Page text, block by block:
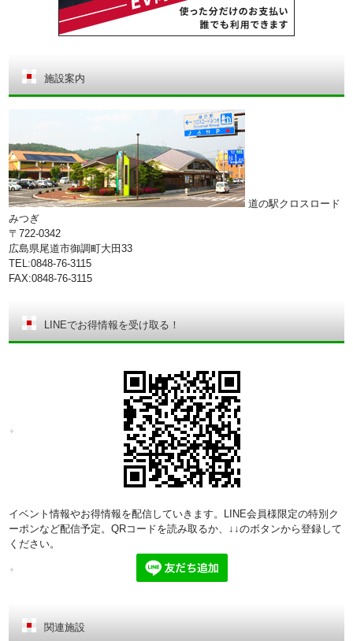
施設案内
道の駅クロスロード
みつぎ
〒722-0342
広島県尾道市御調町大田33
TEL:0848-76-3115
FAX:0848-76-3115
LINEでお得情報を受け取る！
イベント情報やお得情報を配信していきます。LINE会員様限定の特別ク
ーポンなど配信予定。QRコードを読み取るか、↓↓のボタンから登録して
ください。
関連施設